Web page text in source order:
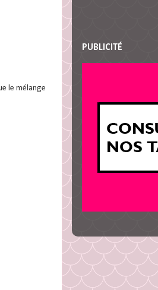
le mélange
PUBLICITÉ